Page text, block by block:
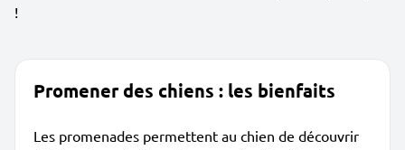
!
Promener des chiens : les bienfaits
Les promenades permettent au chien de découvrir